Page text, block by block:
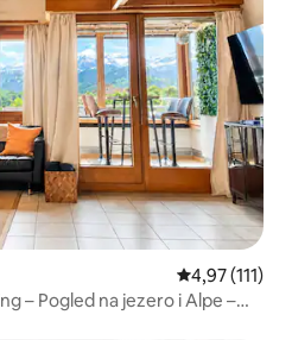
Prosječna
4,97 (111)
– Pogled na jezero i Alpe –